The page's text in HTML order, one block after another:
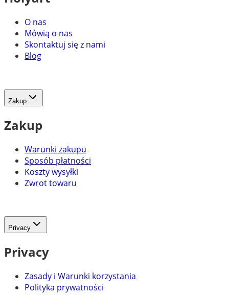
O nas
Mówią o nas
Skontaktuj się z nami
Blog
Zakup
Zakup
Warunki zakupu
Sposób płatności
Koszty wysyłki
Zwrot towaru
Privacy
Privacy
Zasady i Warunki korzystania
Polityka prywatności